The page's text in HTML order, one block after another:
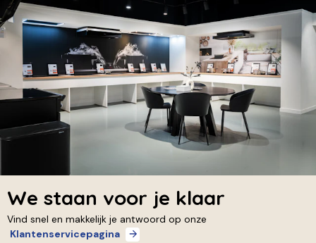
We staan voor je klaar
Vind snel en makkelijk je antwoord op onze
Klantenservicepagina